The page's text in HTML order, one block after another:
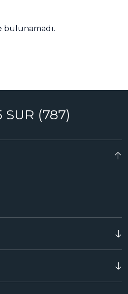
bulunamadı.
SUR (787)